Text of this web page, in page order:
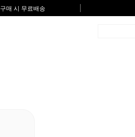
매 시 무료배송